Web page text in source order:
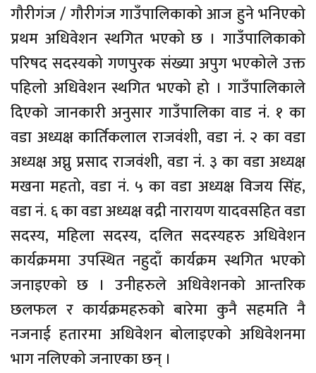
गौरीगंज / गौरीगंज गाउँपालिकाको आज हुने भनिएको
प्रथम अधिवेशन स्थगित भएको छ । गाउँपालिकाको
परिषद सदस्यको गणपुरक संख्या अपुग भएकोले उक्त
पहिलो अधिवेशन स्थगित भएको हो । गाउँपालिकाले
दिएको जानकारी अनुसार गाउँपालिका वाड नं. १ का
वडा अध्यक्ष कार्तिकलाल राजवंशी, वडा नं. २ का वडा
अध्यक्ष अघ्नु प्रसाद राजवंशी, वडा नं. ३ का वडा अध्यक्ष
मखना महतो, वडा नं. ५ का वडा अध्यक्ष विजय सिंह,
वडा नं. ६ का वडा अध्यक्ष वद्री नारायण यादवसहित वडा
सदस्य, महिला सदस्य, दलित सदस्यहरु अधिवेशन
कार्यक्रममा उपस्थित नहुदाँ कार्यक्रम स्थगित भएको
जनाइएको छ । उनीहरुले अधिवेशनको आन्तरिक
छलफल र कार्यक्रमहरुको बारेमा कुनै सहमति नै
नजनाई हतारमा अधिवेशन बोलाइएको अधिवेशनमा
भाग नलिएको जनाएका छन् ।